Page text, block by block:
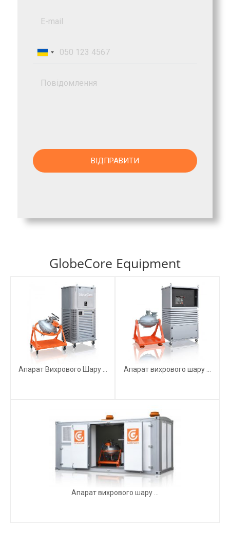
GlobeCore Equipment
Апарат Вихрового Шару ... Апарат вихрового шару ...
Апарат вихрового шару ...